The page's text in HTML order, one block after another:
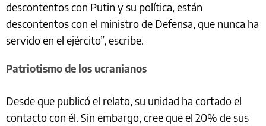
descontentos con Putin y su política, están
descontentos con el ministro de Defensa, que nunca ha
servido en el ejército”, escribe.
Patriotismo de los ucranianos
Desde que publicó el relato, su unidad ha cortado el
contacto con él. Sin embargo, cree que el 20% de sus